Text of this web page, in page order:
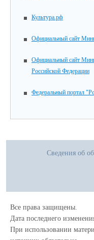
Культура.рф
Официальный сайт
Официальный сайт
Российской Федерации
Федеральный портал
Сведения об
Все права защищены.
Дата последнего
При использовании